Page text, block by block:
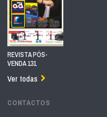
REVISTA PÓS-
VENDA 131
Ver todas
CONTACTOS